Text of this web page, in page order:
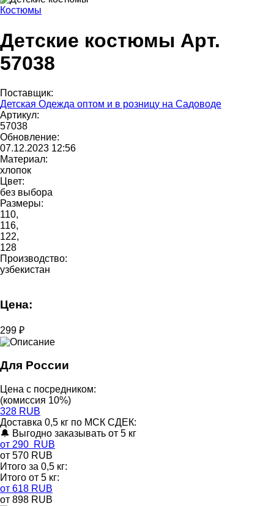
Костюмы
Детские костюмы Арт.
57038
Поставщик:
Детская Одежда оптом и в розницу на Садоводе
Артикул:
57038
Обновление:
07.12.2023 12:56
Материал:
хлопок
Цвет:
без выбора
Размеры:
110,
116,
122,
128
Производство:
узбекистан
Цена:
299 ₽
Для России
Цена с посредником:
(комиссия 10%)
328 RUB
Доставка 0,5 кг по МСК СДЕК:
🔔 Выгодно заказывать от 5 кг
от 290 RUB
от 570 RUB
Итого за 0,5 кг:
Итого от 5 кг:
от 618 RUB
от 898 RUB